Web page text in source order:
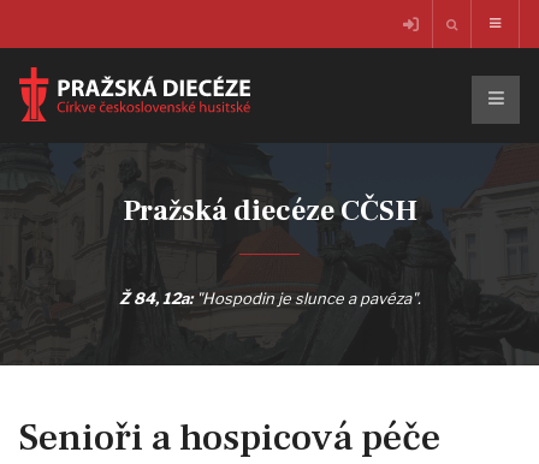
Pražská diecéze CČSH
Ž 84, 12a:"Hospodin je slunce a pavéza".
Senioři a hospicová péče